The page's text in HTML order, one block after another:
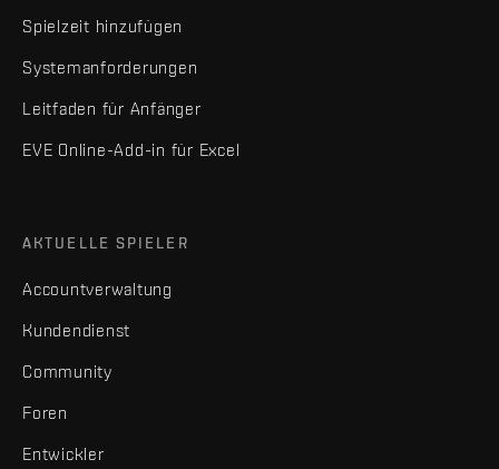
Spielzeit hinzufügen
Systemanforderungen
Leitfaden für Anfänger
EVE Online-Add-in für Excel
AKTUELLE SPIELER
Accountverwaltung
Kundendienst
Community
Foren
Entwickler